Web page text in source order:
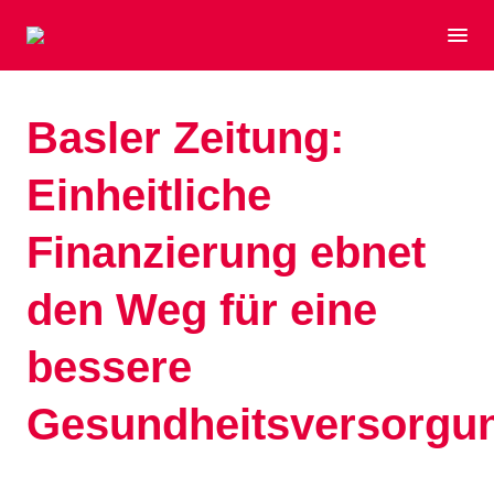
Basler Zeitung:
Einheitliche
Finanzierung ebnet
den Weg für eine
bessere